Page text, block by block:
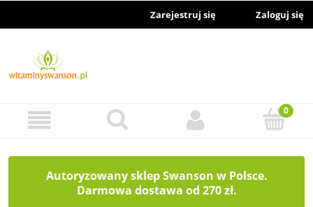
Zarejestruj się Zaloguj się
Autoryzowany sklep Swanson w Polsce.
Darmowa dostawa od 270 zł.